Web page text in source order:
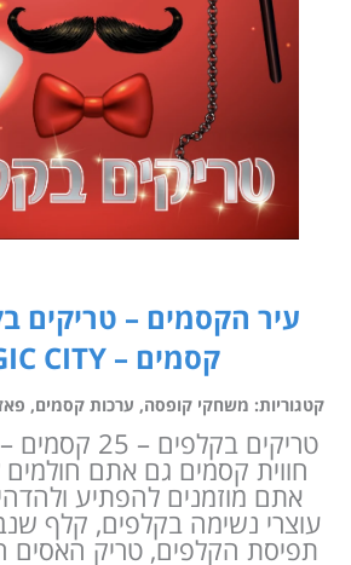
קסמים – MAGIC CITY
קטגוריות: משחקי קופסה, ערכות קסמים,
חווית קסמים גם אתם חולמים
אתם מוזמנים להפתיע
עוצרי נשימה בקלפים, קלף
תפיסת הקלפים, טריק האסים